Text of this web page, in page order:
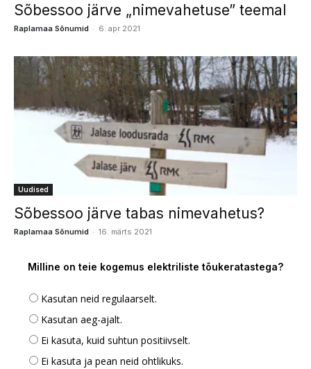
Sõbessoo järve „nimevahetuse” teemal
Raplamaa Sõnumid - 6. apr 2021
Uudised
Sõbessoo järve tabas nimevahetus?
Raplamaa Sõnumid - 16. märts 2021
Milline on teie kogemus elektriliste tõukeratastega?
Kasutan neid regulaarselt.
Kasutan aeg-ajalt.
Ei kasuta, kuid suhtun positiivselt.
Ei kasuta ja pean neid ohtlikuks.